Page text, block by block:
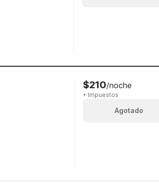
$210/noche
+ Impuestos
Agotado